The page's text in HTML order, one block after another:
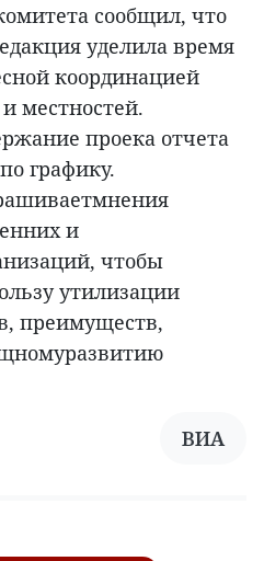
сообщил, что
уделила время
координацией
местностей.
проека отчета
графику.
и
чтобы
утилизации
преимуществ,
ВИА